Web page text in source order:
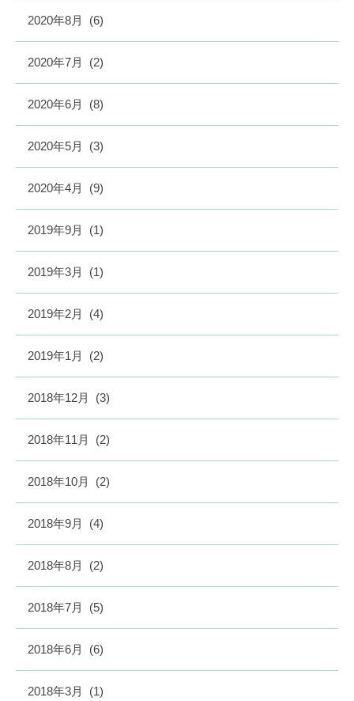
2020年8月 (6)
2020年7月 (2)
2020年6月 (8)
2020年5月 (3)
2020年4月 (9)
2019年9月 (1)
2019年3月 (1)
2019年2月 (4)
2019年1月 (2)
2018年12月 (3)
2018年11月 (2)
2018年10月 (2)
2018年9月 (4)
2018年8月 (2)
2018年7月 (5)
2018年6月 (6)
2018年3月 (1)